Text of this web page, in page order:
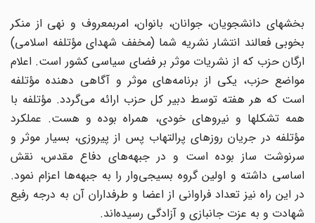
بخشهای دانشجویان، جوانان، بانوان، امربمعروف و نهی از منکر
بخوبی فعالند انتشار نشریه شما (مخفف شهدای مؤتلفه اسلامی)
ارگان حزب که از نشریات موثر بر فضای سیاسی کشور است. اعلام
مواضع حزب، یکی از برنامه‌های موثر و آگاهی دهنده مؤتلفه
است که هر هفته توسط دبیر کل حزب ارائه می‌گردد. مؤتلفه با
همه تشکلها و نیروهای خودی، همراه بوده و هست. عملکرد
مؤتلفه در جریان روزهای پر‌التهاب پس از پیروزی، بسیار موثر و
سرنوشت ساز بوده است و در جبهه‌های دفاع مقدس، نقش
اساسی داشته و اولین گروه بسیجی‌وار را به جبهه‌ها اعزام نمود.
در این راه نیز تعداد فراوانی از اعضا و طرفداران آن به درجه رفیع
شهادت و به عزت جانبازی و آزادگی رسیده‌اند.